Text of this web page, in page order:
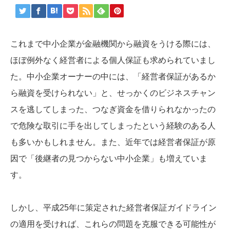
これまで中小企業が金融機関から融資をうける際には、
ほぼ例外なく経営者による個人保証も求められていまし
た。中小企業オーナーの中には、「経営者保証があるか
ら融資を受けられない」と、せっかくのビジネスチャン
スを逃してしまった、つなぎ資金を借りられなかったの
で危険な取引に手を出してしまったという経験のある人
も多いかもしれません。また、近年では経営者保証が原
因で「後継者の見つからない中小企業」も増えていま
す。
しかし、平成25年に策定された経営者保証ガイドライン
の適用を受ければ、これらの問題を克服できる可能性が